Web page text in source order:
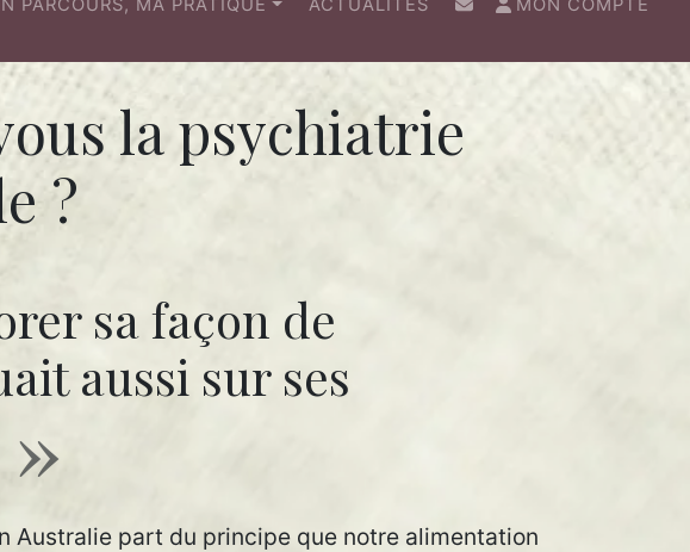
PARCOURS, MA PRATIQUE ACTUALITÉS MON COMPTE
la psychiatrie
?
sa façon de
aussi sur ses
Australie part du principe que notre alimentation